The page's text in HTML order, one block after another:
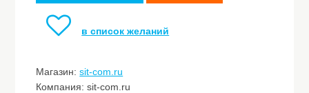
в список желаний
Магазин:sit-com.ru
Компания: sit-com.ru